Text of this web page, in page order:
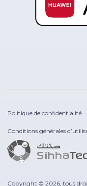
Politique de confidentialité
Conditions générales
Copyright © 2026, tous